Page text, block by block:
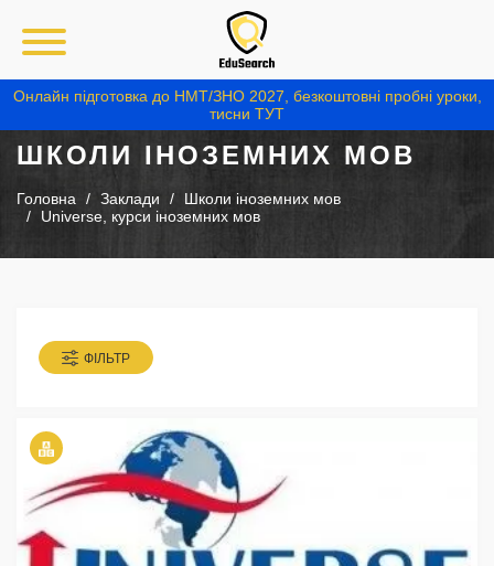
Онлайн підготовка до НМТ/ЗНО 2027, безкоштовні пробні уроки,
тисни ТУТ
ШКОЛИ ІНОЗЕМНИХ МОВ
Головна Заклади
Школи іноземних мов
Universe, курси іноземних мов
ФІЛЬТР